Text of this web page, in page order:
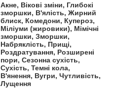
Акне, Вікові зміни, Глибокі
зморшки, В'ялість, Жирний
блиск, Комедони, Купероз,
Міліуми (жировики), Мімічні
зморшки, Зморшки,
Набряклість, Прищі,
Роздратування, Розширені
пори, Сезонна сухість,
Сухість, Темні кола,
В'янення, Вугри, Чутливість,
Лущення